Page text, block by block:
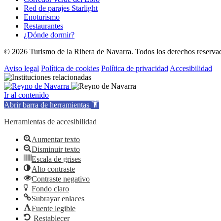
Red de parajes Starlight
Enoturismo
Restaurantes
¿Dónde dormir?
© 2026 Turismo de la Ribera de Navarra. Todos los derechos
Aviso legal Política de cookies Política de privacidad Accesibilidad
Ir al contenido
Abrir barra de herramientas
Herramientas de accesibilidad
Aumentar texto
Disminuir texto
Escala de grises
Alto contraste
Contraste negativo
Fondo claro
Subrayar enlaces
Fuente legible
Restablecer